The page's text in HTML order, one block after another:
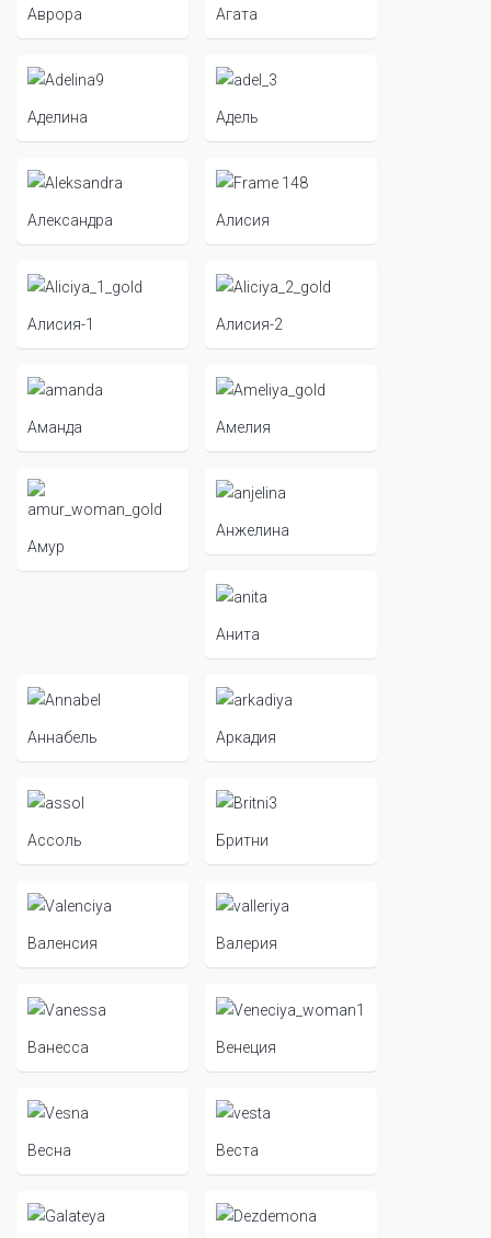
Аврора Агата
Аделина Адель
Александра Алисия
Алисия-1 Алисия-2
Аманда Амелия
Амур
Анжелина
Анита
Аннабель Аркадия
Ассоль Бритни
Валенсия Валерия
Ванесса Венеция
Весна Веста